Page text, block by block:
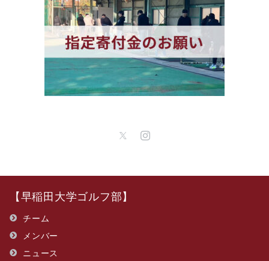
【早稲田大学ゴルフ部】
チーム
メンバー
ニュース